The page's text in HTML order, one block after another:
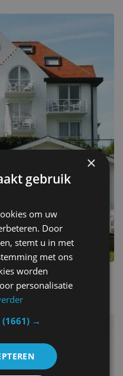
×
gebruik
om uw
Door
stemt u in met
met ons
worden
personalisatie
(1661) →